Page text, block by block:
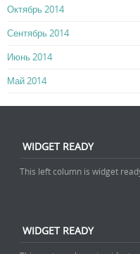
Октябрь 2014
Сентябрь 2014
Июнь 2014
Май 2014
WIDGET READY
This left column is widget
WIDGET READY